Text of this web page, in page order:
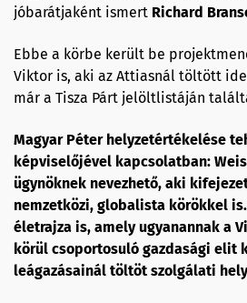
jóbarátjaként ismert Richard
Ebbe a körbe került be
Viktor is, aki az Attiasnál töltött
már a Tisza Párt jelöltlistáján
Magyar Péter helyzetértékelése
képviselőjével kapcsolatban:
ügynöknek nevezhető, aki
nemzetközi, globalista körökkel
életrajza is, amely ugyanannak a
körül csoportosuló gazdasági elit
leágazásainál töltöt szolgálati